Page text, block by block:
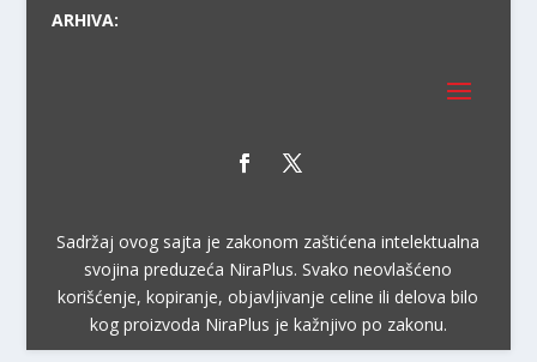
ARHIVA:
Sadržaj ovog sajta je zakonom zaštićena intelektualna
svojina preduzeća NiraPlus. Svako neovlašćeno
korišćenje, kopiranje, objavljivanje celine ili delova bilo
kog proizvoda NiraPlus je kažnjivo po zakonu.